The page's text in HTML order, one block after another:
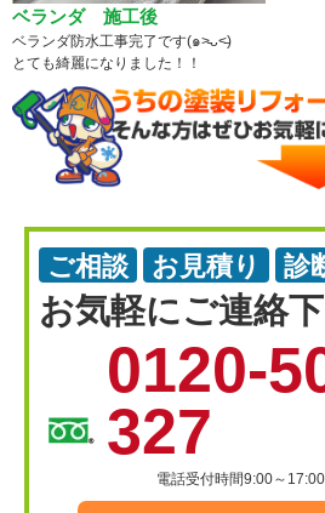
ベランダ 施工後
ベランダ防水工事完了です(๑˃̵ᴗ˂̵)
とても綺麗になりました！！
ご相談 お見積り 診
お気軽にご連絡
0120-
327
電話受付時間9:00～